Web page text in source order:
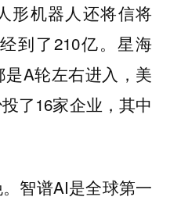
形机器人还将信将
到了210亿。星海
A轮左右进入，美
了16家企业，其中
智谱AI是全球第一